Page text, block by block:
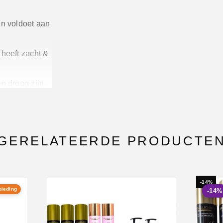
voldoet aan
zacht &
PRODUCTEN
-14%
-14%